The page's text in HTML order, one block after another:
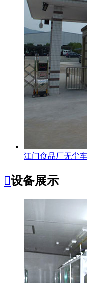
江门食品厂无尘
设备展示